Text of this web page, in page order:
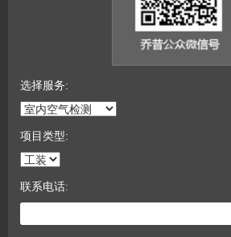
选择服务:
项目类型:
联系电话: